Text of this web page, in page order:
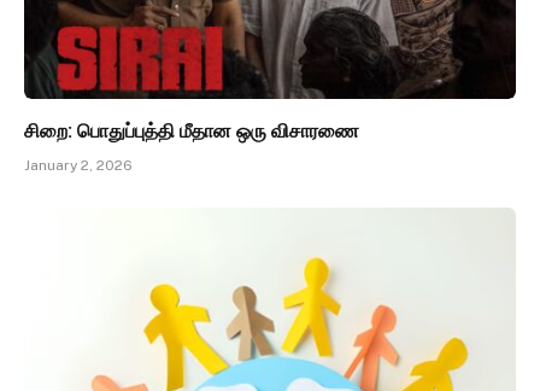
சிறை: பொதுப்புத்தி மீதான ஒரு விசாரணை
January 2, 2026